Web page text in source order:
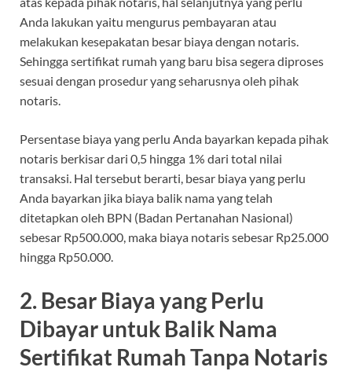
Anda lakukan yaitu mengurus pembayaran atau
melakukan kesepakatan besar biaya dengan notaris.
Sehingga sertifikat rumah yang baru bisa segera diproses
sesuai dengan prosedur yang seharusnya oleh pihak
notaris.
Persentase biaya yang perlu Anda bayarkan kepada pihak
notaris berkisar dari 0,5 hingga 1% dari total nilai
transaksi. Hal tersebut berarti, besar biaya yang perlu
Anda bayarkan jika biaya balik nama yang telah
ditetapkan oleh BPN (Badan Pertanahan Nasional)
sebesar Rp500.000, maka biaya notaris sebesar Rp25.000
hingga Rp50.000.
2. Besar Biaya yang Perlu
Dibayar untuk Balik Nama
Sertifikat Rumah Tanpa Notaris